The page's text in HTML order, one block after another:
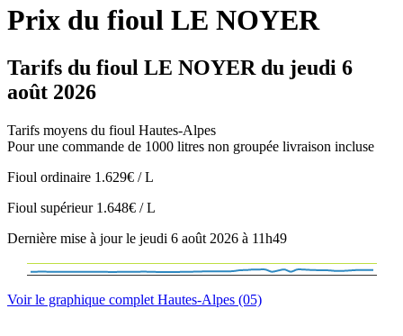
Prix du fioul LE NOYER
Tarifs du fioul LE NOYER du jeudi 6
août 2026
Tarifs moyens du fioul Hautes-Alpes
Pour une commande de 1000 litres non groupée livraison incluse
Fioul ordinaire 1.629€ / L
Fioul supérieur 1.648€ / L
Dernière mise à jour le jeudi 6 août 2026 à 11h49
Voir le graphique complet Hautes-Alpes (05)